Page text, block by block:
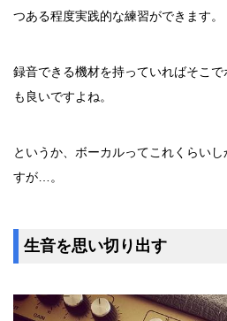
つある程度実践的な練習ができます。
録音できる機材を持っていればそこ
も良いですよね。
というか、ボーカルってこれくらい
すが…。
生音を思い切り出す